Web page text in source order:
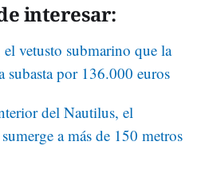
interesar:
vetusto submarino que la
subasta por 136.000 euros
del Nautilus, el
a más de 150 metros